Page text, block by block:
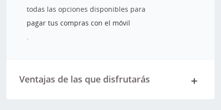
todas las opciones disponibles para
pagar tus compras con el móvil
.
Ventajas de las que disfrutarás